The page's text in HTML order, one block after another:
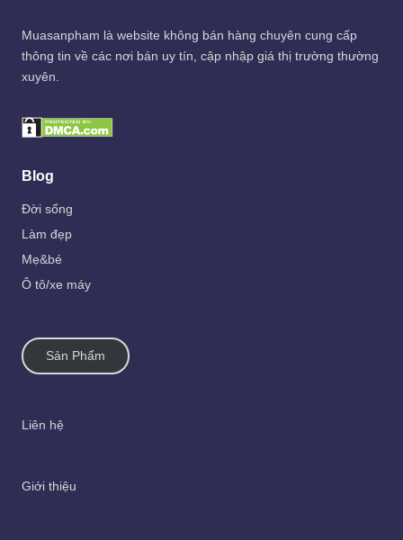
Muasanpham là website không bán hàng chuyên cung cấp
thông tin về các nơi bán uy tín, cập nhập giá thị trường thường
xuyên.
Blog
Đời sống
Làm đẹp
Mẹ&bé
Ô tô/xe máy
Sản Phẩm
Liên hệ
Giới thiệu